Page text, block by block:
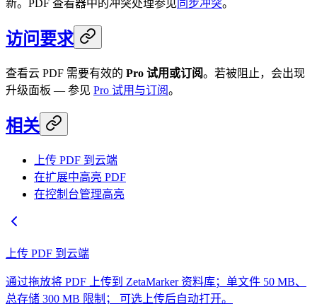
新。PDF 查看器中的冲突处理参见 同步冲突。
访问要求
查看云 PDF 需要有效的 Pro 试用或订阅。若被阻止，会出现
升级面板 — 参见 Pro 试用与订阅。
相关
上传 PDF 到云端
在扩展中高亮 PDF
在控制台管理高亮
上传 PDF 到云端
通过拖放将 PDF 上传到 ZetaMarker 资料库；单文件 50 MB、
总存储 300 MB 限制； 可选上传后自动打开。